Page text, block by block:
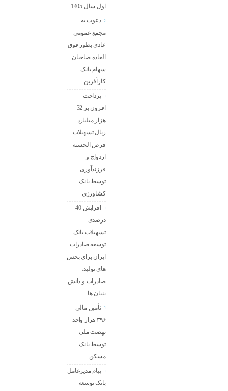
اول سال 1405
دعوت به
مجمع عمومی
عادی بطور فوق
العاده صاحبان
سهام بانک
کارآفرین
پرداخت
افزون بر 32
هزار میلیارد
ریال تسهیلات
قرض الحسنه
ازدواج و
فرزندآوری
توسط بانک
کشاورزی
افزایش 40
درصدی
تسهیلات بانک
توسعه صادرات
ایران برای بخش
های تولید،
صادرات و دانش
بنیان ها
تأمین مالی
۳۹۶ هزار واحد
نهضت ملی
توسط بانک
مسکن
پیام مدیرعامل
بانک توسعه